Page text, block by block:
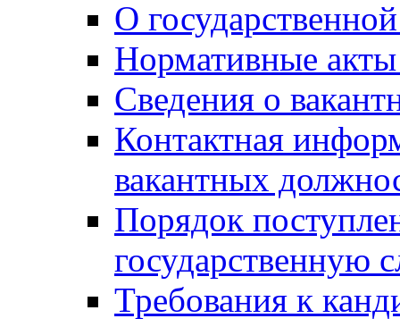
О
Нормативные акты
Сведения о
Контактная
вакантных
Порядок
государственную
Требования к